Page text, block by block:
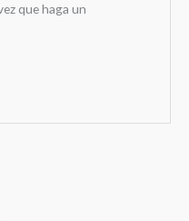
que haga un